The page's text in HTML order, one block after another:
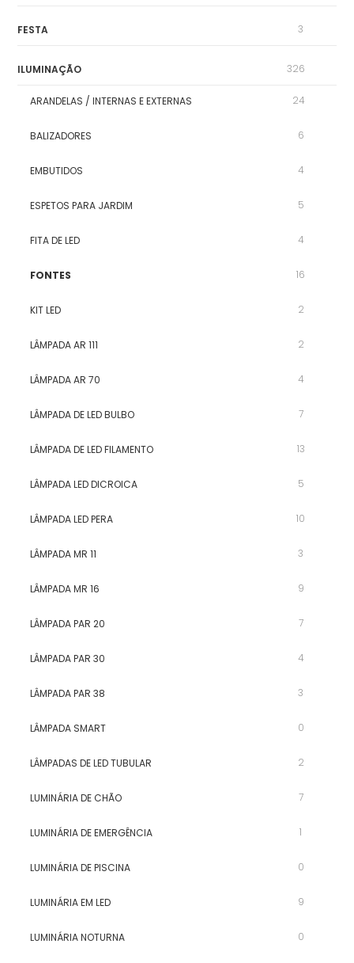
FESTA 3
ILUMINAÇÃO 326
ARANDELAS / INTERNAS E EXTERNAS 24
BALIZADORES 6
EMBUTIDOS 4
ESPETOS PARA JARDIM 5
FITA DE LED 4
FONTES 16
KIT LED 2
LÂMPADA AR 111 2
LÂMPADA AR 70 4
LÂMPADA DE LED BULBO 7
LÂMPADA DE LED FILAMENTO 13
LÂMPADA LED DICROICA 5
LÂMPADA LED PERA 10
LÂMPADA MR 11 3
LÂMPADA MR 16 9
LÂMPADA PAR 20 7
LÂMPADA PAR 30 4
LÂMPADA PAR 38 3
LÂMPADA SMART 0
LÂMPADAS DE LED TUBULAR 2
LUMINÁRIA DE CHÃO 7
LUMINÁRIA DE EMERGÊNCIA 1
LUMINÁRIA DE PISCINA 0
LUMINÁRIA EM LED 9
LUMINÁRIA NOTURNA 0